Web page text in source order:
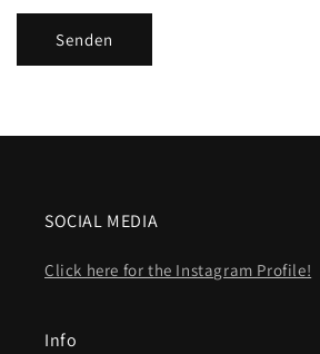
Senden
SOCIAL MEDIA
Click here for the Instagram Profile!
Info